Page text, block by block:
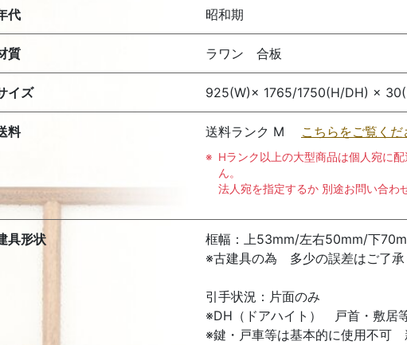
代 昭和期
質 ラワン 合板
イズ 925(W)× 1765/1750(H/DH) ×
料 送料ランク M こちらをご覧くだ
Hランク以上の大型商品は個人宛に
ん。
法人宛を指定するか 別途お問い合わ
具形状
框幅：上53mm/左右50mm/下
※古建具の為 多少の誤差はご了承
引手状況：片面のみ
※DH（ドアハイト） 戸首・敷居
※鍵・戸車等は基本的に使用不可